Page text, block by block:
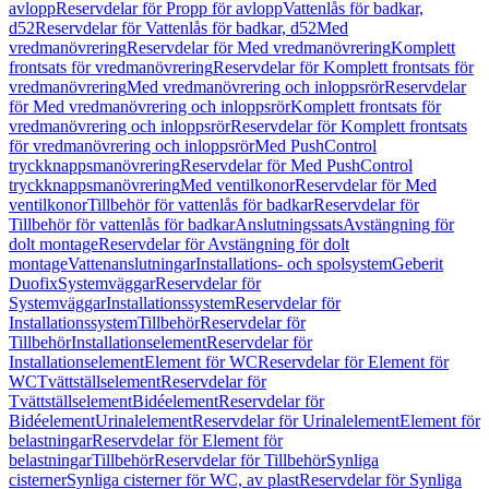
avloppReservdelar för Propp för avloppVattenlås för badkar,
d52Reservdelar för Vattenlås för badkar, d52Med
vredmanövreringReservdelar för Med vredmanövreringKomplett
frontsats för vredmanövreringReservdelar för Komplett frontsats för
vredmanövreringMed vredmanövrering och inloppsrörReservdelar
för Med vredmanövrering och inloppsrörKomplett frontsats för
vredmanövrering och inloppsrörReservdelar för Komplett frontsats
för vredmanövrering och inloppsrörMed PushControl
tryckknappsmanövreringReservdelar för Med PushControl
tryckknappsmanövreringMed ventilkonorReservdelar för Med
ventilkonorTillbehör för vattenlås för badkarReservdelar för
Tillbehör för vattenlås för badkarAnslutningssatsAvstängning för
dolt montageReservdelar för Avstängning för dolt
montageVattenanslutningarInstallations- och spolsystemGeberit
DuofixSystemväggarReservdelar för
SystemväggarInstallationssystemReservdelar för
InstallationssystemTillbehörReservdelar för
TillbehörInstallationselementReservdelar för
InstallationselementElement för WCReservdelar för Element för
WCTvättställselementReservdelar för
TvättställselementBidéelementReservdelar för
BidéelementUrinalelementReservdelar för UrinalelementElement för
belastningarReservdelar för Element för
belastningarTillbehörReservdelar för TillbehörSynliga
cisternerSynliga cisterner för WC, av plastReservdelar för Synliga